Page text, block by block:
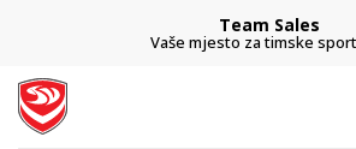
Team Sales
Vaše mjesto za timske